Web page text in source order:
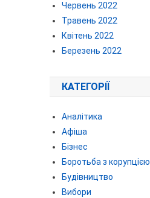
Червень 2022
Травень 2022
Квітень 2022
Березень 2022
КАТЕГОРІЇ
Аналітика
Афіша
Бізнес
Боротьба з корупцією
Будівництво
Вибори